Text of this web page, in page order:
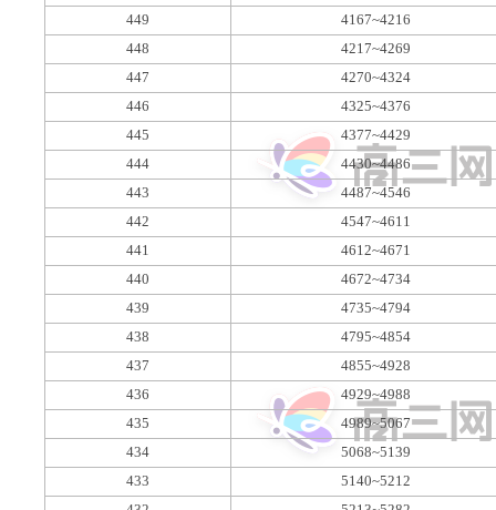
449
4167~4216
448
4217~4269
447
4270~4324
446
4325~4376
445
4377~4429
444
4430~4486
443
4487~4546
442
4547~4611
441
4612~4671
440
4672~4734
439
4735~4794
438
4795~4854
437
4855~4928
436
4929~4988
435
4989~5067
434
5068~5139
433
5140~5212